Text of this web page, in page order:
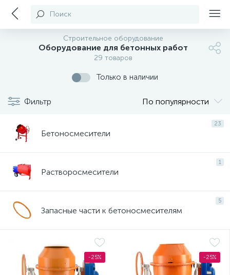
Поиск
Строительное оборудование
Оборудование для бетонных работ
29 товаров
Только в наличии
Фильтр По популярности
23
Бетоносмесители
1
Растворосмесители
5
Запасные части к бетоносмесителям
-25% -25%